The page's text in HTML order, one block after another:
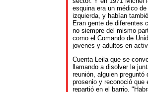
esquina era un médico
izquierda, y habían
Eran gente de diferentes
no siempre del mismo
como el Comando de
jovenes y adultos en
Cuenta Leila que se
llamando a disolver la
reunión, alguien
prosenio y reconoció que
repartió en el barrio.